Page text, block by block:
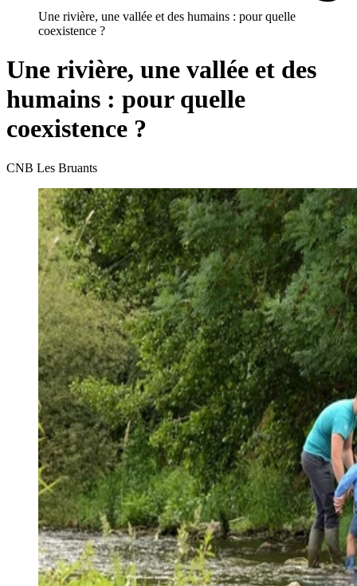
Une rivière, une vallée et des humains : pour quelle
coexistence ?
Une rivière, une vallée et des
humains : pour quelle
coexistence ?
CNB Les Bruants